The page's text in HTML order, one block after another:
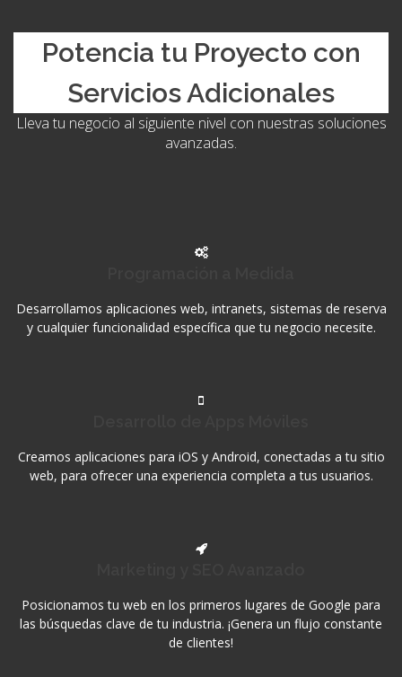
Potencia tu Proyecto con
Servicios Adicionales
Lleva tu negocio al siguiente nivel con nuestras soluciones
avanzadas.
Desarrollamos aplicaciones web, intranets, sistemas de reserva
y cualquier funcionalidad específica que tu negocio necesite.
Creamos aplicaciones para iOS y Android, conectadas a tu sitio
web, para ofrecer una experiencia completa a tus usuarios.
Posicionamos tu web en los primeros lugares de Google para
las búsquedas clave de tu industria. ¡Genera un flujo constante
de clientes!